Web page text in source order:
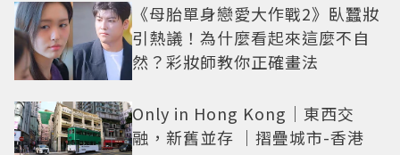
《母胎單身戀愛大作戰2》臥蠶妝
引熱議！為什麼看起來這麼不自
然？彩妝師教你正確畫法
Only in Hong Kong｜東西交
融，新舊並存 ｜摺疊城市-香港